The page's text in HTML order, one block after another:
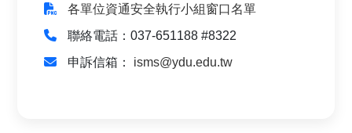
各單位資通安全執行小組窗口名單
聯絡電話：037-651188 #8322
申訴信箱： isms@ydu.edu.tw